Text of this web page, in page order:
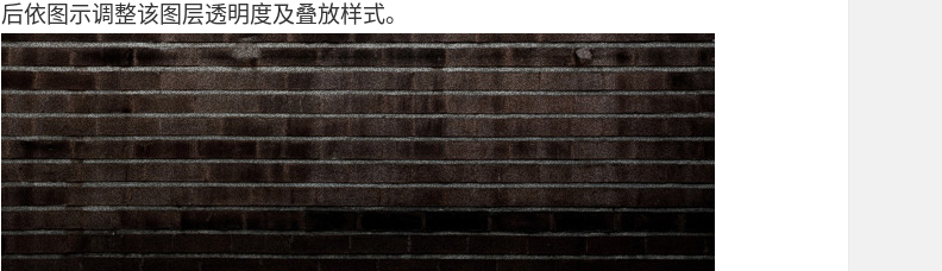
后依图示调整该图层透明度及叠放样式。